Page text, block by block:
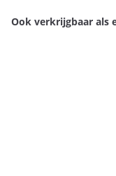
Ook verkrijgbaar als